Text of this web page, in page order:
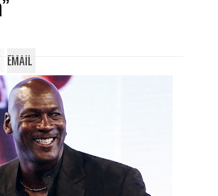
EMAIL